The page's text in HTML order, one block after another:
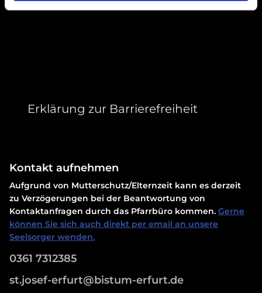
Erklärung zur Barrierefreiheit
Kontakt aufnehmen
Aufgrund von Mutterschutz/Elternzeit kann es derzeit
zu Verzögerungen bei der Beantwortung von
Kontaktanfragen durch das Pfarrbüro kommen. Gerne
können Sie sich auch direkt per email an unsere
Seelsorger wenden.
0361 7312385
st.josef-erfurt@bistum-erfurt.de